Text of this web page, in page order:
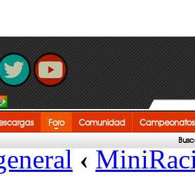
Foro Comunidad Campeonatos
‹